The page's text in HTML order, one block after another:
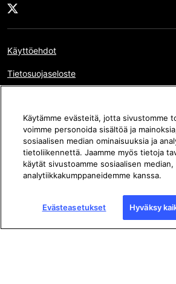
Käyttöehdot
Tietosuojaseloste
Evästeasetukset
Sivukartta
Tekijänoikeus © AFP 2017-2026. Kaikki
kaupallisiin tarkoituksiin. Kaikki muu
verkkosivuston sisällön jäljentäminen,
jakelu kokonaan tai osittain, mihin
Käytämme evästeitä, jotta sivustomme
voimme personoida sisältöä ja
sosiaalisen median ominaisuuksia ja
tietoliikennettä. Jaamme myös tietoja
käytät sivustoamme sosiaalisen
analytiikkakumppaneidemme kanssa.
Evästeasetukset Hyväksy